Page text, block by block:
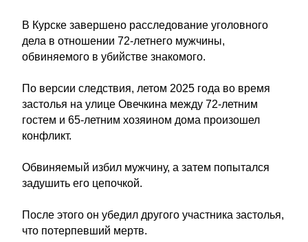
В Курске завершено расследование уголовного
дела в отношении 72-летнего мужчины,
обвиняемого в убийстве знакомого.
По версии следствия, летом 2025 года во время
застолья на улице Овечкина между 72-летним
гостем и 65-летним хозяином дома произошел
конфликт.
Обвиняемый избил мужчину, а затем попытался
задушить его цепочкой.
После этого он убедил другого участника застолья,
что потерпевший мертв.